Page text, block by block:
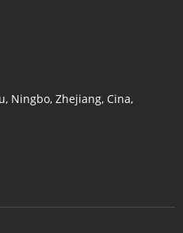
Ningbo, Zhejiang, Cina,